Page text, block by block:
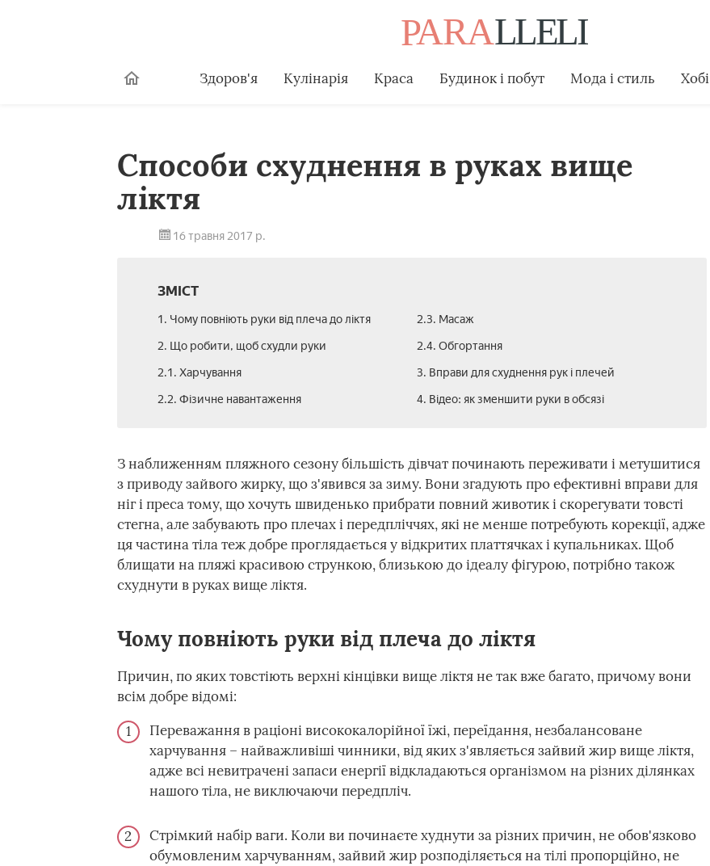
Здоров'я Кулінарія Краса Будинок і побут Мода і стиль Хобі
Способи схуднення в руках вище
ліктя
16 травня 2017 р.
ЗМІСТ
1. Чому повніють руки від плеча до ліктя
2. Що робити, щоб схудли руки
2.1. Харчування
2.2. Фізичне навантаження
2.3. Масаж
2.4. Обгортання
3. Вправи для схуднення рук і плечей
4. Відео: як зменшити руки в обсязі
З наближенням пляжного сезону більшість дівчат починають переживати і метушитися
з приводу зайвого жирку, що з'явився за зиму. Вони згадують про ефективні вправи для
ніг і преса тому, що хочуть швиденько прибрати повний животик і скорегувати товсті
стегна, але забувають про плечах і передпліччях, які не менше потребують корекції, адже
ця частина тіла теж добре проглядається у відкритих платтячках і купальниках. Щоб
блищати на пляжі красивою стрункою, близькою до ідеалу фігурою, потрібно також
схуднути в руках вище ліктя.
Чому повніють руки від плеча до ліктя
Причин, по яких товстіють верхні кінцівки вище ліктя не так вже багато, причому вони
всім добре відомі:
Переважання в раціоні висококалорійної їжі, переїдання, незбалансоване
харчування – найважливіші чинники, від яких з'являється зайвий жир вище ліктя,
адже всі невитрачені запаси енергії відкладаються організмом на різних ділянках
нашого тіла, не виключаючи передпліч.
Стрімкий набір ваги. Коли ви починаєте худнути за різних причин, не обов'язково
обумовленим харчуванням, зайвий жир розподіляється на тілі пропорційно, не